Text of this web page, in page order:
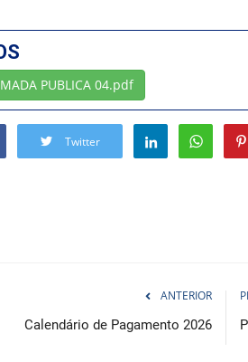
PUBLICA 04.pdf
Twitter
ANTERIOR
Calendário de Pagamento 2026